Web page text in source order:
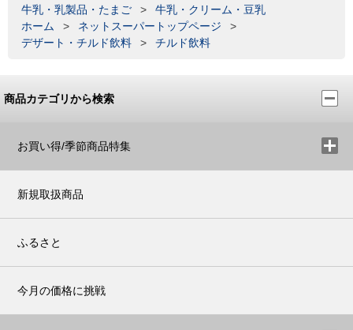
牛乳・乳製品・たまご
>
牛乳・クリーム・豆乳
ホーム
> ネットスーパートップページ
>
デザート・チルド飲料
> チルド飲料
商品カテゴリから検索
お買い得/季節商品特集
新規取扱商品
ふるさと
今月の価格に挑戦